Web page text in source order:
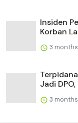
Insiden
Korban
3
Jadi DPO,
3